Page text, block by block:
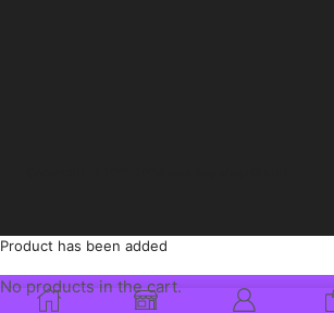
Product has been added
No products in the cart.